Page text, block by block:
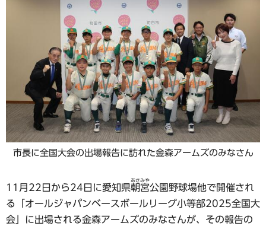
市長に全国大会の出場報告に訪れた金森アームズのみなさん
11月22日から24日に愛知県朝宮
あさみや
公園野球場他で開催され
る「オールジャパンベースボールリーグ小等部2025全国大
会」に出場される金森アームズのみなさんが、その報告の